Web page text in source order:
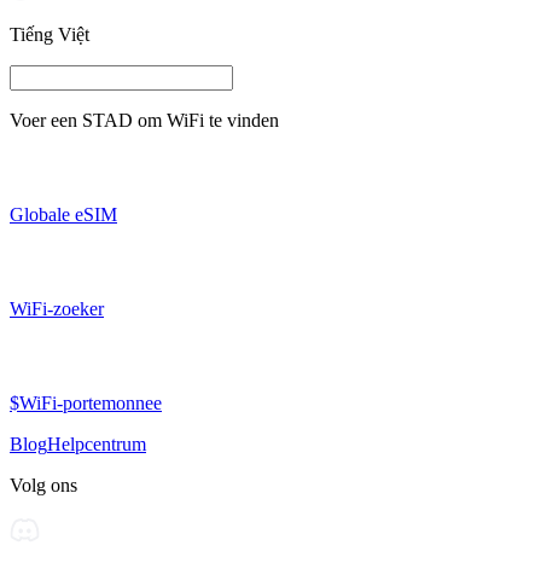
Tiếng Việt
Voer een STAD om WiFi te vinden
Globale eSIM
WiFi-zoeker
$WiFi-portemonnee
BlogHelpcentrum
Volg ons